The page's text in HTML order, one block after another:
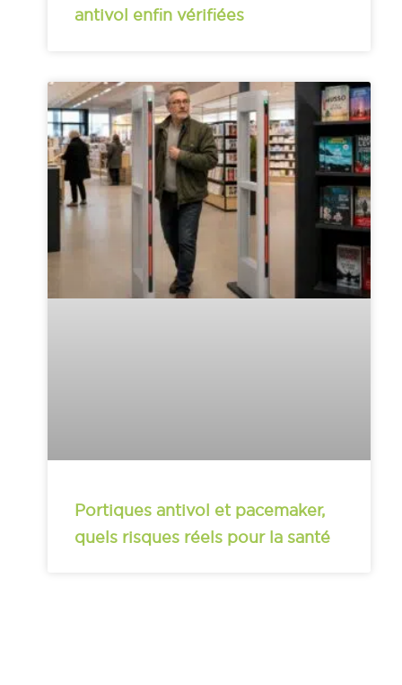
antivol enfin vérifiées
Portiques antivol et pacemaker,
quels risques réels pour la santé